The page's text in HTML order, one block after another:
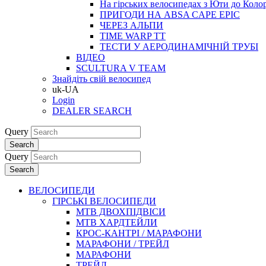
На гірських велосипедах з Юти до
ПРИГОДИ НА ABSA CAPE EPIC
ЧЕРЕЗ АЛЬПИ
TIME WARP TT
ТЕСТИ У АЕРОДИНАМІЧНІЙ ТРУБІ
ВІДЕО
SCULTURA V TEAM
Знайдіть свій велосипед
uk-UA
Login
DEALER SEARCH
Query
Search
Query
Search
ВЕЛОСИПЕДИ
ГІРСЬКІ ВЕЛОСИПЕДИ
MTB ДВОХПIДВIСИ
MTB ХАРДТЕЙЛИ
КРОС-КАНТРI / МАРАФОНИ
МАРАФОНИ / ТРЕЙЛ
МАРАФОНИ